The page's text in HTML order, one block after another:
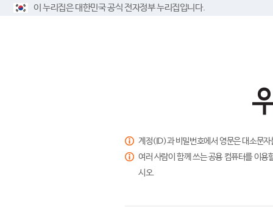
이 누리집은 대한민국 공식 전자정부 누리집입니다.
계정(ID)과 비밀번호에서 영문은 대소문
여러 사람이 함께 쓰는 공용 컴퓨터를 이
시오.